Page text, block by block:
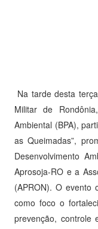
Na tarde desta
Militar de
Ambiental (BPA),
as Queimadas”,
Desenvolvimento
Aprosoja-RO e a
(APRON). O evento
como foco o
prevenção, controle